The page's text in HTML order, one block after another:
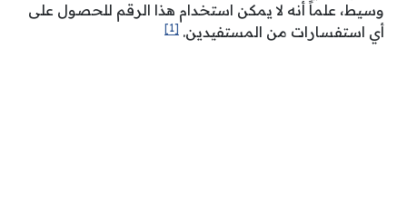
وسيط، علماً أنه لا يمكن استخدام هذا الرقم للحصول على
أي استفسارات من المستفيدين. [1]